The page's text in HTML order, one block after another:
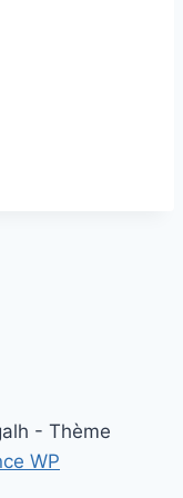
- Thème
WP